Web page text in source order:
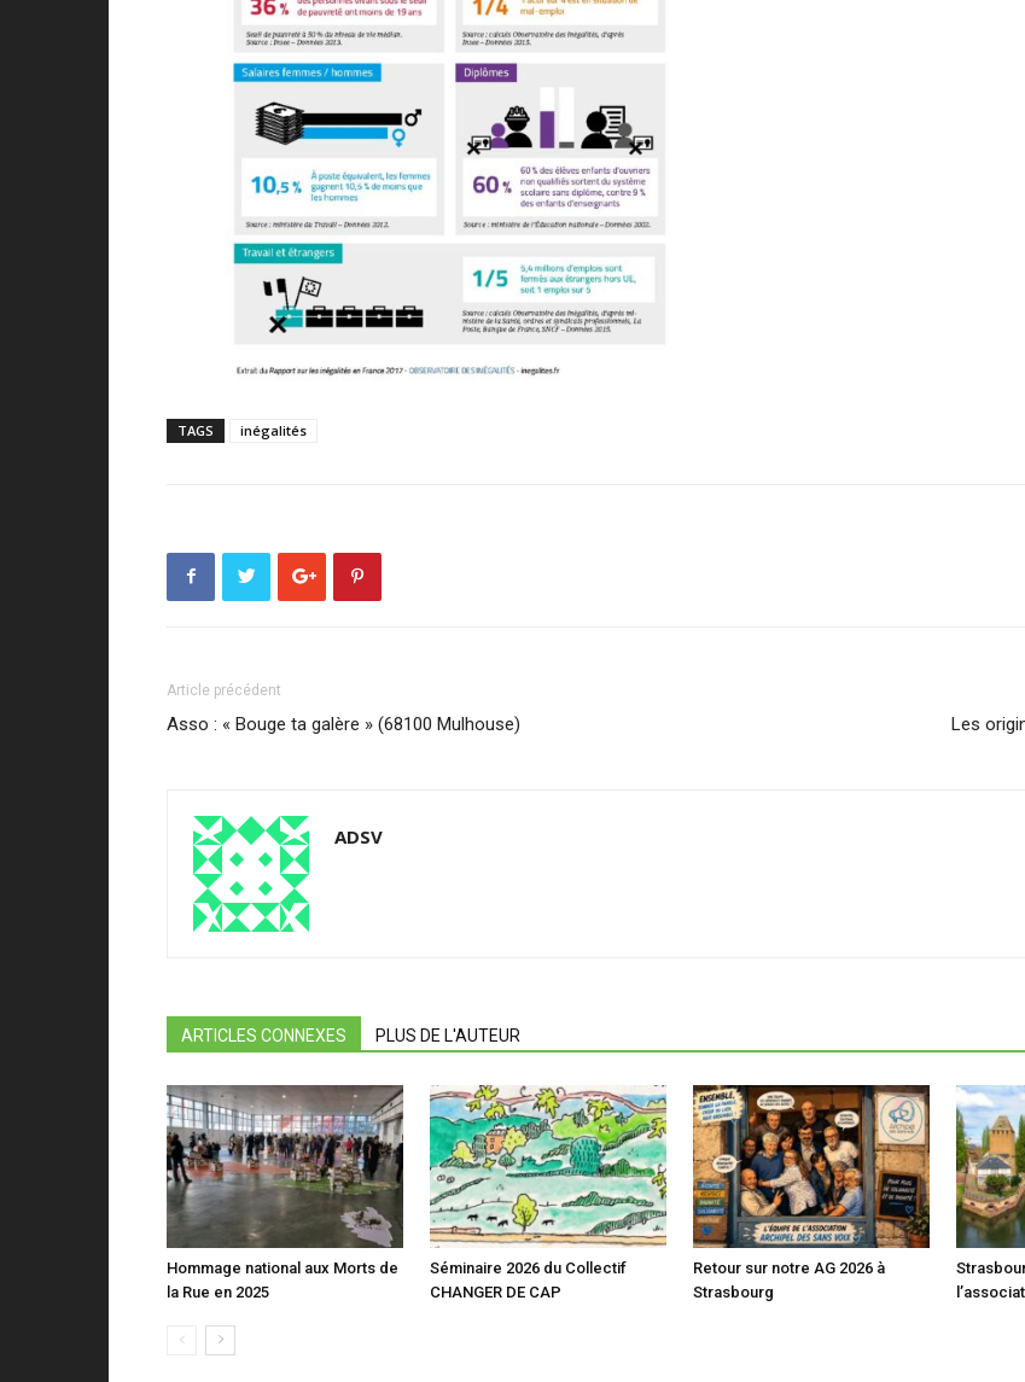
TAGS inégalités
Article précédent
Asso : « Bouge ta galère » (68100 Mulhouse) Les
ADSV
ARTICLES CONNEXES PLUS DE L'AUTEUR
Hommage national aux Morts de
la Rue en 2025
Séminaire 2026 du Collectif
CHANGER DE CAP
Retour sur notre AG 2026 à
Strasbourg